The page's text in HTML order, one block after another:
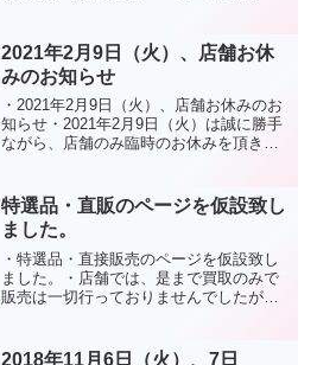
良い物を中古良品としてランクアップす
る事で、より高価買取に繋げ...
2021年2月9日（火）、店舗お休
みのお知らせ
・2021年2月9日（火）、店舗お休みのお
知らせ・2021年2月9日（火）は誠に勝手
ながら、店舗のみ臨時のお休みを頂きま
買取、宅配買取の梱包キットのお届け等
は、2021...
特選品・直販のページを仮設致し
ました。
・特選品・直接販売のページを仮設致し
ました。・店舗では、是まで買取のみで
販売は一切行っておりませんでしたが、
特に選りすぐった「良い物」を直接販売
2018年11月6日（火）、7日